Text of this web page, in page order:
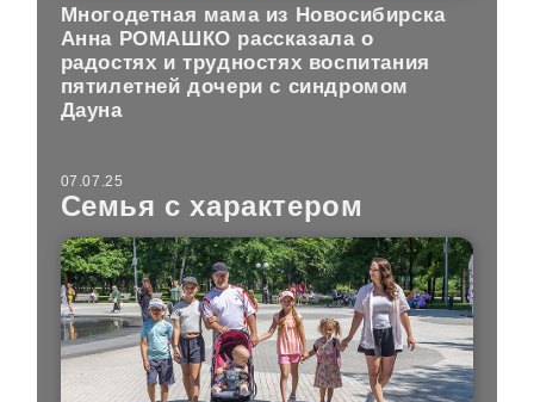
Многодетная мама из Новосибирска
Анна РОМАШКО рассказала о
радостях и трудностях воспитания
пятилетней дочери с синдромом
Дауна
07.07.25
Семья с характером